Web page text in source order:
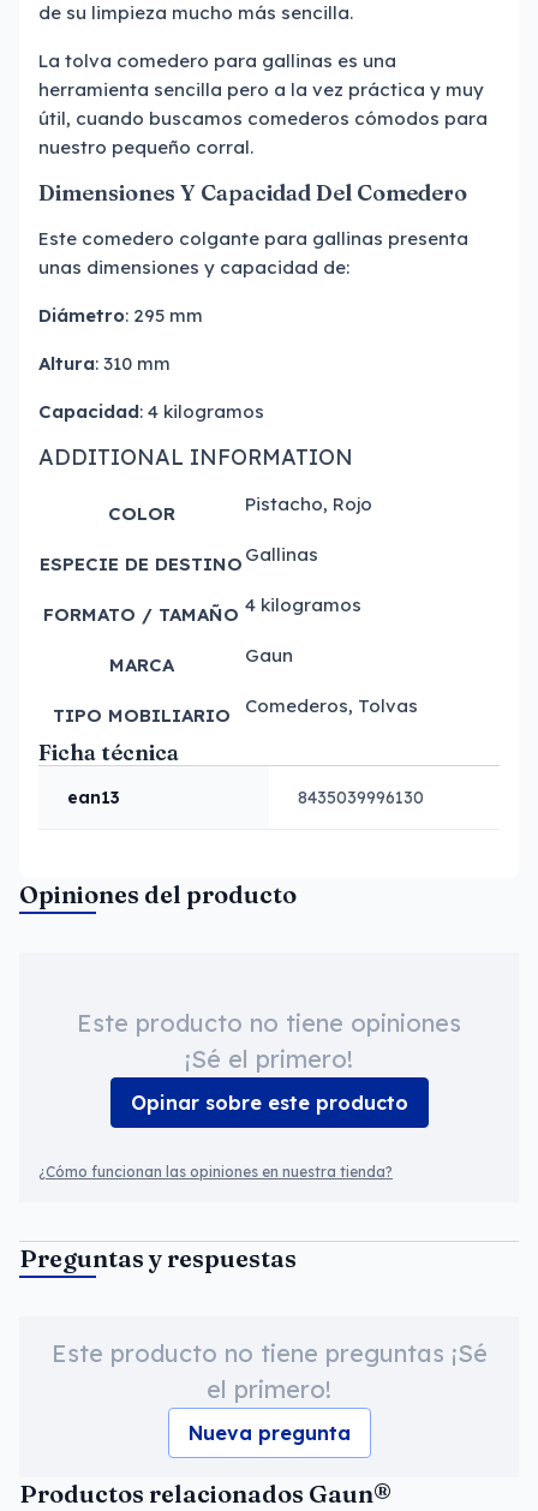
de su limpieza mucho más sencilla.
La tolva comedero para gallinas es una
herramienta sencilla pero a la vez práctica y muy
útil, cuando buscamos comederos cómodos para
nuestro pequeño corral.
Dimensiones Y Capacidad Del Comedero
Este comedero colgante para gallinas presenta
unas dimensiones y capacidad de:
Diámetro: 295 mm
Altura: 310 mm
Capacidad: 4 kilogramos
ADDITIONAL INFORMATION
COLOR Pistacho, Rojo
ESPECIE DE DESTINO Gallinas
FORMATO / TAMAÑO 4 kilogramos
MARCA Gaun
TIPO MOBILIARIO Comederos, Tolvas
Ficha técnica
ean13 8435039996130
Opiniones del producto
Este producto no tiene opiniones
¡Sé el primero!
Opinar sobre este producto
¿Cómo funcionan las opiniones en nuestra tienda?
Preguntas y respuestas
Este producto no tiene preguntas ¡Sé
el primero!
Nueva pregunta
Productos relacionados Gaun®